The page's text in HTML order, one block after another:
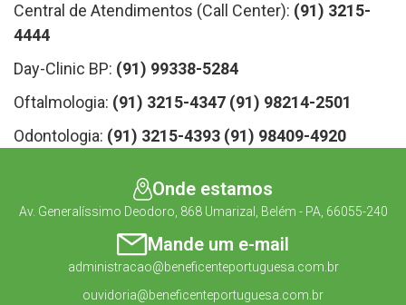
Central de Atendimentos (Call Center): (91) 3215-
4444
Day-Clinic BP: (91) 99338-5284
Oftalmologia: (91) 3215-4347 (91) 98214-2501
Odontologia: (91) 3215-4393 (91) 98409-4920
Onde estamos
Av. Generalíssimo Deodoro, 868 Umarizal, Belém - PA, 66055-240
Mande um e-mail
administracao@beneficenteportuguesa.com.br
ouvidoria@beneficenteportuguesa.com.br